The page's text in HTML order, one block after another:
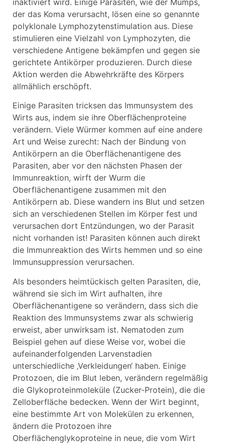
der das Koma verursacht, lösen eine so genannte
polyklonale Lymphozytenstimulation aus. Diese
stimulieren eine Vielzahl von Lymphozyten, die
verschiedene Antigene bekämpfen und gegen sie
gerichtete Antikörper produzieren. Durch diese
Aktion werden die Abwehrkräfte des Körpers
allmählich erschöpft.
Einige Parasiten tricksen das Immunsystem des
Wirts aus, indem sie ihre Oberflächenproteine
verändern. Viele Würmer kommen auf eine andere
Art und Weise zurecht: Nach der Bindung von
Antikörpern an die Oberflächenantigene des
Parasiten, aber vor den nächsten Phasen der
Immunreaktion, wirft der Wurm die
Oberflächenantigene zusammen mit den
Antikörpern ab. Diese wandern ins Blut und setzen
sich an verschiedenen Stellen im Körper fest und
verursachen dort Entzündungen, wo der Parasit
nicht vorhanden ist! Parasiten können auch direkt
die Immunreaktion des Wirts hemmen und so eine
Immunsuppression verursachen.
Als besonders heimtückisch gelten Parasiten, die,
während sie sich im Wirt aufhalten, ihre
Oberflächenantigene so verändern, dass sich die
Reaktion des Immunsystems zwar als schwierig
erweist, aber unwirksam ist. Nematoden zum
Beispiel gehen auf diese Weise vor, wobei die
aufeinanderfolgenden Larvenstadien
unterschiedliche ‚Verkleidungen‘ haben. Einige
Protozoen, die im Blut leben, verändern regelmäßig
die Glykoproteinmoleküle (Zucker-Protein), die die
Zelloberfläche bedecken. Wenn der Wirt beginnt,
eine bestimmte Art von Molekülen zu erkennen,
ändern die Protozoen ihre
Oberflächenglykoproteine in neue, die vom Wirt